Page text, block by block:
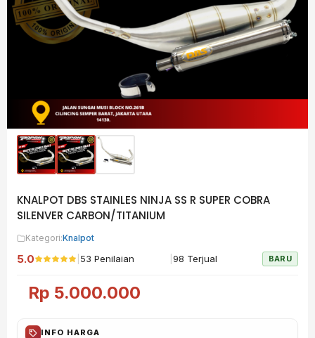
KNALPOT DBS STAINLES NINJA SS R SUPER COBRA
SILENVER CARBON/TITANIUM
Kategori:Knalpot
5.0 53 Penilaian 98 Terjual BARU
Rp 5.000.000
INFO HARGA